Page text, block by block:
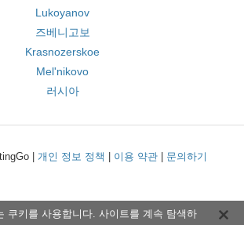
Lukoyanov
즈베니고보
Krasnozerskoe
Mel'nikovo
러시아
| 개인 정보 정책 이용 약관 문의하기
쿠키를 사용합니다. 사이트를 계속 탐색하